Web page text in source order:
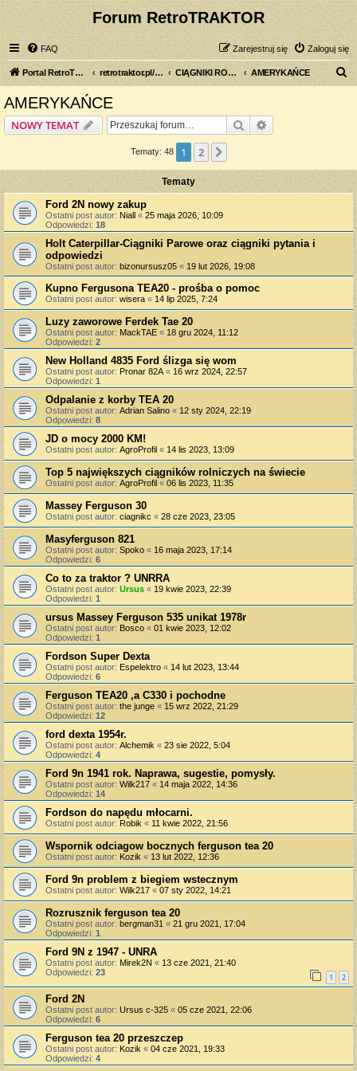
Forum RetroTRAKTOR
FAQ Zaloguj się
Zarejestruj się
Portal RetroTRAKTOR.pl retrotraktor.pl/forum CIĄGNIKI ROLNICZE AMERYKAŃCE
AMERYKAŃCE
NOWY TEMAT Szukaj
Tematy: 48 1 2
Tematy
Ford 2N nowy zakup
Ostatni post autor: Niall « 25 maja 2026, 10:09
Odpowiedzi: 18
Holt Caterpillar-Ciągniki Parowe oraz ciągniki pytania i
odpowiedzi
Ostatni post autor: bizonursusz05 « 19 lut 2026, 19:08
Kupno Fergusona TEA20 - prośba o pomoc
Ostatni post autor: wisera « 14 lip 2025, 7:24
Luzy zaworowe Ferdek Tae 20
Ostatni post autor: MackTAE « 18 gru 2024, 11:12
Odpowiedzi: 2
New Holland 4835 Ford ślizga się wom
Ostatni post autor: Pronar 82A « 16 wrz 2024, 22:57
Odpowiedzi: 1
Odpalanie z korby TEA 20
Ostatni post autor: Adrian Salino « 12 sty 2024, 22:19
Odpowiedzi: 8
JD o mocy 2000 KM!
Ostatni post autor: AgroProfil « 14 lis 2023, 13:09
Top 5 największych ciągników rolniczych na świecie
Ostatni post autor: AgroProfil « 06 lis 2023, 11:35
Massey Ferguson 30
Ostatni post autor: ciagnikc « 28 cze 2023, 23:05
Masyferguson 821
Ostatni post autor: Spoko « 16 maja 2023, 17:14
Odpowiedzi: 6
Co to za traktor ? UNRRA
Ostatni post autor: Ursus « 19 kwie 2023, 22:39
Odpowiedzi: 1
ursus Massey Ferguson 535 unikat 1978r
Ostatni post autor: Bosco « 01 kwie 2023, 12:02
Odpowiedzi: 1
Fordson Super Dexta
Ostatni post autor: Espelektro « 14 lut 2023, 13:44
Odpowiedzi: 6
Ferguson TEA20 ,a C330 i pochodne
Ostatni post autor: the junge « 15 wrz 2022, 21:29
Odpowiedzi: 12
ford dexta 1954r.
Ostatni post autor: Alchemik « 23 sie 2022, 5:04
Odpowiedzi: 4
Ford 9n 1941 rok. Naprawa, sugestie, pomysły.
Ostatni post autor: Wilk217 « 14 maja 2022, 14:36
Odpowiedzi: 14
Fordson do napędu młocarni.
Ostatni post autor: Robik « 11 kwie 2022, 21:56
Wspornik odciagow bocznych ferguson tea 20
Ostatni post autor: Kozik « 13 lut 2022, 12:36
Ford 9n problem z biegiem wstecznym
Ostatni post autor: Wilk217 « 07 sty 2022, 14:21
Rozrusznik ferguson tea 20
Ostatni post autor: bergman31 « 21 gru 2021, 17:04
Odpowiedzi: 1
Ford 9N z 1947 - UNRA
Ostatni post autor: Mirek2N « 13 cze 2021, 21:40
Odpowiedzi: 23 1 2
Ford 2N
Ostatni post autor: Ursus c-325 « 05 cze 2021, 22:06
Odpowiedzi: 6
Ferguson tea 20 przeszczep
Ostatni post autor: Kozik « 04 cze 2021, 19:33
Odpowiedzi: 4